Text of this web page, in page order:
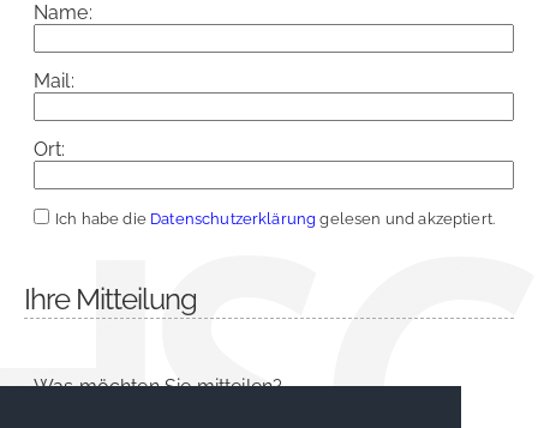
Name:
Mail:
Ort:
Ich habe die Datenschutzerklärung gelesen und akzeptiert.
Ihre Mitteilung
Was möchten Sie mitteilen?